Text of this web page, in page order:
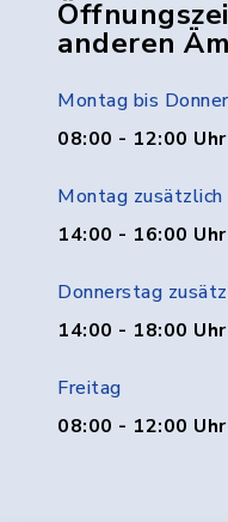
anderen
Montag bis
08:00 - 12:00 Uhr
Montag zusätzlich
14:00 - 16:00 Uhr
Donnerstag
14:00 - 18:00 Uhr
Freitag
08:00 - 12:00 Uhr